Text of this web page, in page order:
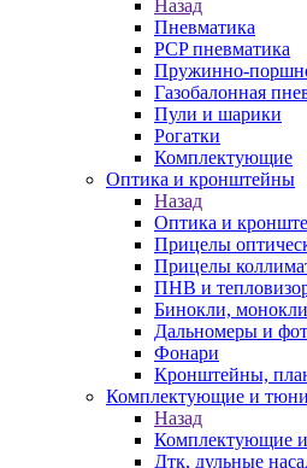
Назад
Пневматика
PCP пневматика
Пружинно-
Газобалонная
Пули и шарики
Рогатки
Комплектующие
Оптика и кронштейны
Назад
Оптика и
Прицелы
Прицелы
ПНВ и
Бинокли,
Дальномеры и
Фонари
Кронштейны,
Комплектующие и
Назад
Комплектующие
Дтк, дульные